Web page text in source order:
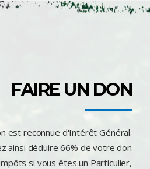
FAIRE UN DON
est reconnue d'Intérêt Général.
ainsi déduire 66% de votre don
si vous êtes un Particulier,